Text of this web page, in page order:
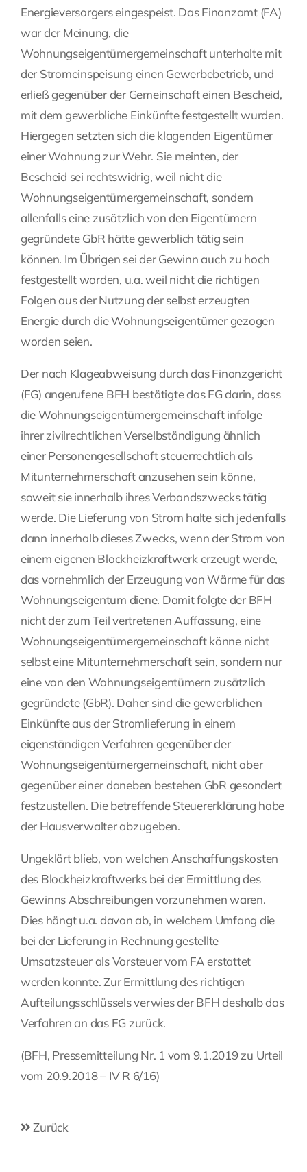
Energieversorgers eingespeist. Das Finanzamt (FA)
war der Meinung, die
Wohnungseigentümergemeinschaft unterhalte mit
der Stromeinspeisung einen Gewerbebetrieb, und
erließ gegenüber der Gemeinschaft einen Bescheid,
mit dem gewerbliche Einkünfte festgestellt wurden.
Hiergegen setzten sich die klagenden Eigentümer
einer Wohnung zur Wehr. Sie meinten, der
Bescheid sei rechtswidrig, weil nicht die
Wohnungseigentümergemeinschaft, sondern
allenfalls eine zusätzlich von den Eigentümern
gegründete GbR hätte gewerblich tätig sein
können. Im Übrigen sei der Gewinn auch zu hoch
festgestellt worden, u.a. weil nicht die richtigen
Folgen aus der Nutzung der selbst erzeugten
Energie durch die Wohnungseigentümer gezogen
worden seien.
Der nach Klageabweisung durch das Finanzgericht
(FG) angerufene BFH bestätigte das FG darin, dass
die Wohnungseigentümergemeinschaft infolge
ihrer zivilrechtlichen Verselbständigung ähnlich
einer Personengesellschaft steuerrechtlich als
Mitunternehmerschaft anzusehen sein könne,
soweit sie innerhalb ihres Verbandszwecks tätig
werde. Die Lieferung von Strom halte sich jedenfalls
dann innerhalb dieses Zwecks, wenn der Strom von
einem eigenen Blockheizkraftwerk erzeugt werde,
das vornehmlich der Erzeugung von Wärme für das
Wohnungseigentum diene. Damit folgte der BFH
nicht der zum Teil vertretenen Auffassung, eine
Wohnungseigentümergemeinschaft könne nicht
selbst eine Mitunternehmerschaft sein, sondern nur
eine von den Wohnungseigentümern zusätzlich
gegründete (GbR). Daher sind die gewerblichen
Einkünfte aus der Stromlieferung in einem
eigenständigen Verfahren gegenüber der
Wohnungseigentümergemeinschaft, nicht aber
gegenüber einer daneben bestehen GbR gesondert
festzustellen. Die betreffende Steuererklärung habe
der Hausverwalter abzugeben.
Ungeklärt blieb, von welchen Anschaffungskosten
des Blockheizkraftwerks bei der Ermittlung des
Gewinns Abschreibungen vorzunehmen waren.
Dies hängt u.a. davon ab, in welchem Umfang die
bei der Lieferung in Rechnung gestellte
Umsatzsteuer als Vorsteuer vom FA erstattet
werden konnte. Zur Ermittlung des richtigen
Aufteilungsschlüssels verwies der BFH deshalb das
Verfahren an das FG zurück.
(BFH, Pressemitteilung Nr. 1 vom 9.1.2019 zu Urteil
vom 20.9.2018 – IV R 6/16)
Zurück